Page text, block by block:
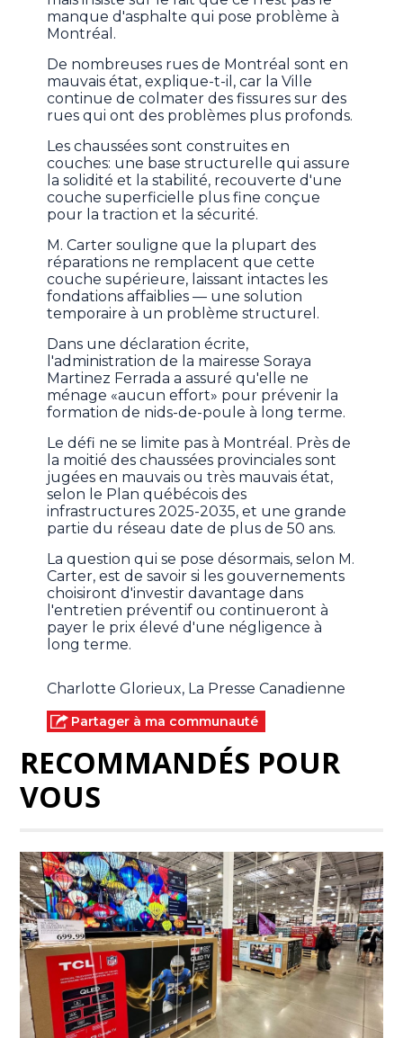
manque d'asphalte qui pose problème à
Montréal.
De nombreuses rues de Montréal sont en
mauvais état, explique-t-il, car la Ville
continue de colmater des fissures sur des
rues qui ont des problèmes plus profonds.
Les chaussées sont construites en
couches: une base structurelle qui assure
la solidité et la stabilité, recouverte d'une
couche superficielle plus fine conçue
pour la traction et la sécurité.
M. Carter souligne que la plupart des
réparations ne remplacent que cette
couche supérieure, laissant intactes les
fondations affaiblies — une solution
temporaire à un problème structurel.
Dans une déclaration écrite,
l'administration de la mairesse Soraya
Martinez Ferrada a assuré qu'elle ne
ménage «aucun effort» pour prévenir la
formation de nids-de-poule à long terme.
Le défi ne se limite pas à Montréal. Près de
la moitié des chaussées provinciales sont
jugées en mauvais ou très mauvais état,
selon le Plan québécois des
infrastructures 2025-2035, et une grande
partie du réseau date de plus de 50 ans.
La question qui se pose désormais, selon M.
Carter, est de savoir si les gouvernements
choisiront d'investir davantage dans
l'entretien préventif ou continueront à
payer le prix élevé d'une négligence à
long terme.
Charlotte Glorieux, La Presse Canadienne
Partager à ma communauté
RECOMMANDÉS POUR
VOUS